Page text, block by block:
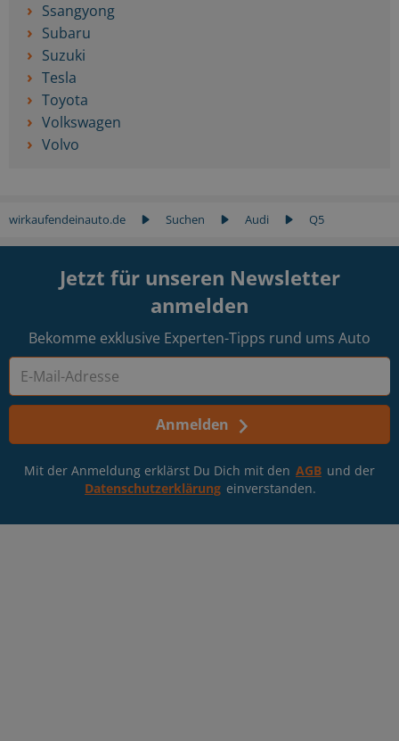
Ssangyong
Subaru
Suzuki
Tesla
Toyota
Volkswagen
Volvo
wirkaufendeinauto.de Suchen Audi Q5
Jetzt für unseren Newsletter
anmelden
Bekomme exklusive Experten-Tipps rund ums Auto
Anmelden
Mit der Anmeldung erklärst Du Dich mit den AGB und der
Datenschutzerklärung einverstanden.